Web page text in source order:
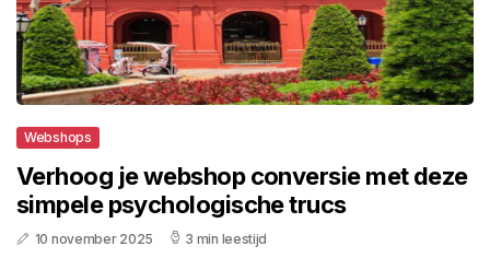
Webshops
Verhoog je webshop conversie met deze
simpele psychologische trucs
10 november 2025 3 min leestijd